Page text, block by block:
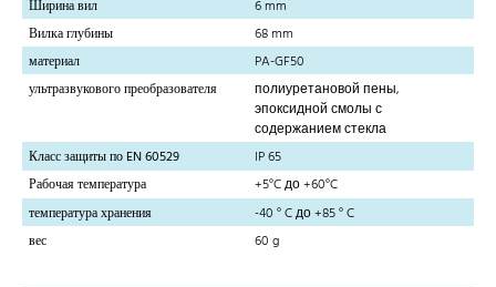
Ширина вил
6 mm
Вилка глубины
68 mm
материал
PA-GF50
ультразвукового преобразователя
полиуретановой пены,
эпоксидной смолы с
содержанием стекла
Класс защиты по EN 60529
IP 65
Рабочая температура
+5°C до +60°C
температура хранения
-40 ° C до +85 ° C
вес
60 g